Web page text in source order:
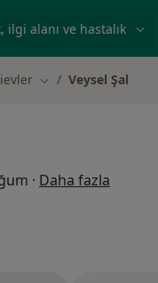
Şehir değiştir
Veysel Şal
· Daha fazla